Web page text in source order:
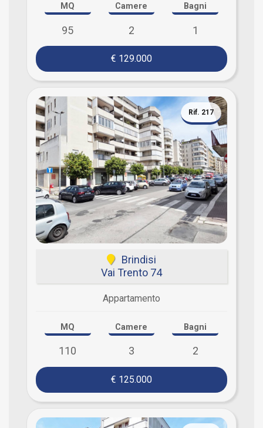
MQ
95
Camere
2
Bagni
1
€ 129.000
Rif. 217
Brindisi
Vai Trento 74
Appartamento
MQ
110
Camere
3
Bagni
2
€ 125.000